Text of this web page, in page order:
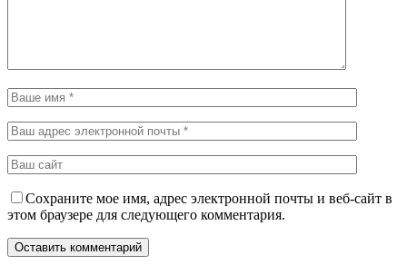
Сохраните мое имя, адрес электронной почты и веб-сайт в
этом браузере для следующего комментария.